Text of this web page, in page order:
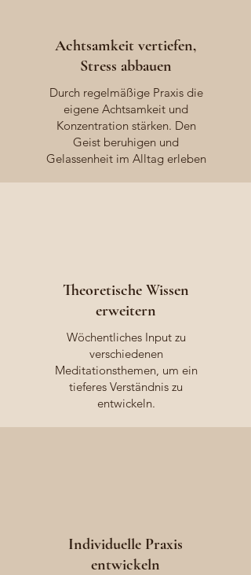
Achtsamkeit vertiefen,
Stress abbauen
Durch regelmäßige Praxis die
eigene Achtsamkeit und
Konzentration stärken. Den
Geist beruhigen und
Gelassenheit im Alltag erleben
Theoretische Wissen
erweitern
Wöchentliches Input zu
verschiedenen
Meditationsthemen, um ein
tieferes Verständnis zu
entwickeln.
Individuelle Praxis
entwickeln